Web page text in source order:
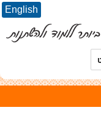
English